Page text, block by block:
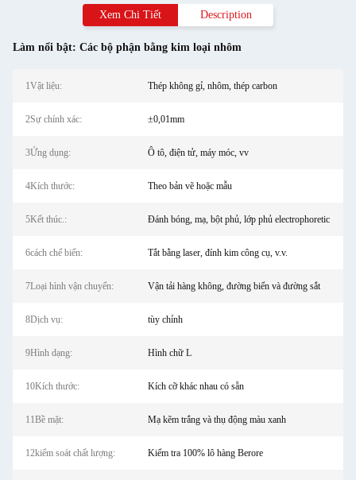
Xem Chi Tiết Description
Làm nổi bật: Các bộ phận bằng kim loại nhôm
1Vật liệu: Thép không gỉ, nhôm, thép carbon
2Sự chính xác: ±0,01mm
3Ứng dụng: Ô tô, điện tử, máy móc, vv
4Kích thước: Theo bản vẽ hoặc mẫu
5Kết thúc.: Đánh bóng, mạ, bột phủ, lớp phủ electrophoretic
6cách chế biến: Tắt bằng laser, đính kim công cụ, v.v.
7Loại hình vận chuyển: Vận tải hàng không, đường biển và đường sắt
8Dịch vụ: tùy chỉnh
9Hình dạng: Hình chữ L
10Kích thước: Kích cỡ khác nhau có sẵn
11Bề mặt: Mạ kẽm trắng và thụ động màu xanh
12kiểm soát chất lượng: Kiểm tra 100% lô hàng Berore